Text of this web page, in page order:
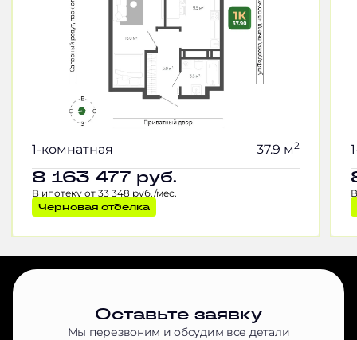
1-комнатная 37.9 м2
8 163 477 руб.
В ипотеку от 33 348 руб./мес.
Черновая отделка
Оставьте заявку
Мы перезвоним и обсудим все детали